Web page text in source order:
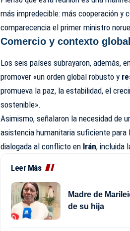
más impredecible: más cooperación y
comparecencia el primer ministro
Comercio y contexto global
Los seis países subrayaron, además,
promover «un orden global robusto y
promueva la paz, la estabilidad, el
sostenible».
Asimismo, señalaron la necesidad de
asistencia humanitaria suficiente para
dialogada al conflicto en Irán, incluida
Leer Más
Madre de
de su hija